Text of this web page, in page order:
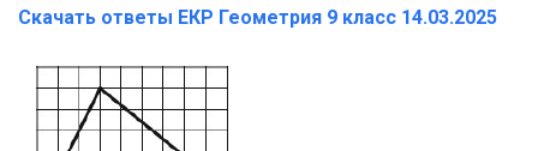
Скачать ответы ЕКР Геометрия 9 класс 14.03.2025